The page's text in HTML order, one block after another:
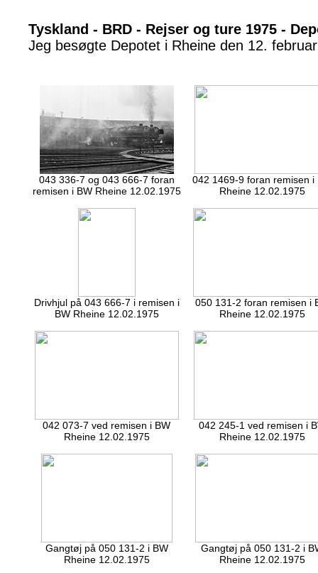
Tyskland - BRD - Rejser og ture 1975 -
Jeg besøgte Depotet i Rheine den 12.
043 336-7 og 043 666-7 foran
remisen i BW Rheine 12.02.1975
042 1469-9 foran remisen i
Rheine 12.02.1975
Drivhjul på 043 666-7 i remisen i
BW Rheine 12.02.1975
050 131-2 foran remisen i
Rheine 12.02.1975
042 073-7 ved remisen i BW
Rheine 12.02.1975
042 245-1 ved remisen i
Rheine 12.02.1975
Gangtøj på 050 131-2 i BW
Rheine 12.02.1975
Gangtøj på 050 131-2 i
Rheine 12.02.1975